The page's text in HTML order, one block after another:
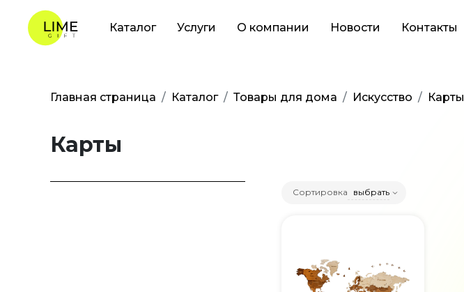
Каталог Услуги О компании Новости Контакты
Главная страница Каталог Товары для дома Искусство Карты
Карты
Сортировка выбрать